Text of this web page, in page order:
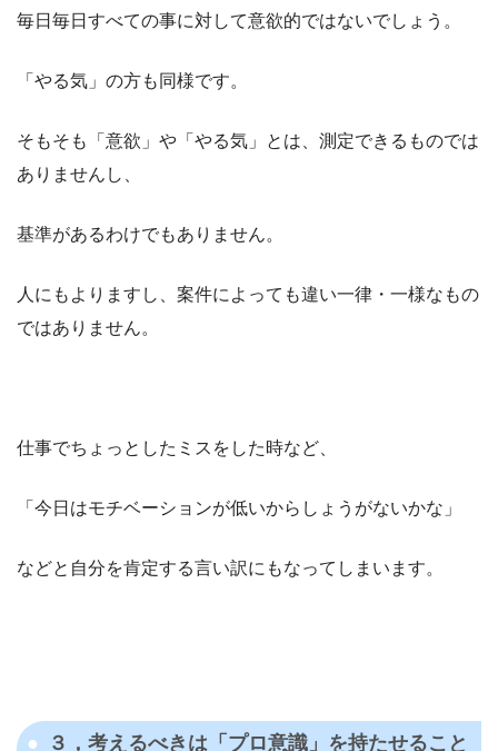
毎日毎日すべての事に対して意欲的ではないでしょう。
「やる気」の方も同様です。
そもそも「意欲」や「やる気」とは、測定できるものでは
ありませんし、
基準があるわけでもありません。
人にもよりますし、案件によっても違い一律・一様なもの
ではありません。
仕事でちょっとしたミスをした時など、
「今日はモチベーションが低いからしょうがないかな」
などと自分を肯定する言い訳にもなってしまいます。
３，考えるべきは「プロ意識」を持たせること